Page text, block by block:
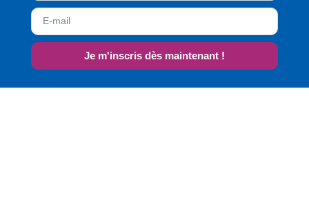
Je m'inscris dès maintenant !